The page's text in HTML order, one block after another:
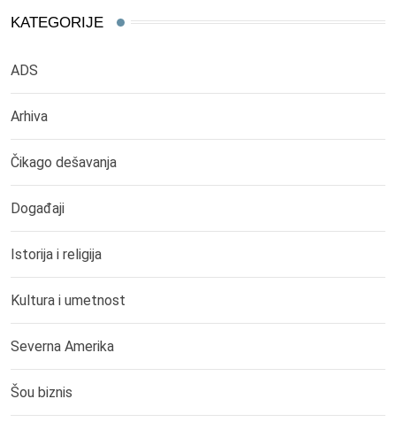
KATEGORIJE
ADS
Arhiva
Čikago dešavanja
Događaji
Istorija i religija
Kultura i umetnost
Severna Amerika
Šou biznis